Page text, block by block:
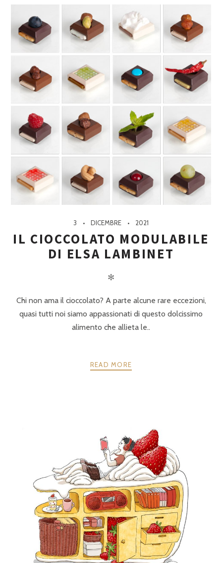
3 DICEMBRE 2021
IL CIOCCOLATO MODULABILE
DI ELSA LAMBINET
✻
Chi non ama il cioccolato? A parte alcune rare eccezioni,
quasi tutti noi siamo appassionati di questo dolcissimo
alimento che allieta le..
READ MORE